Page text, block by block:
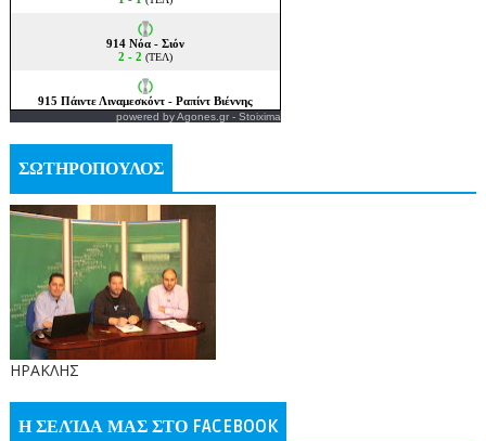
powered byAgones.gr- Stoixima
ΣΩΤΗΡΟΠΟΥΛΟΣ
ΗΡΑΚΛΗΣ
Η ΣΕΛΊΔΑ ΜΑΣ ΣΤΟ FACEBOOK